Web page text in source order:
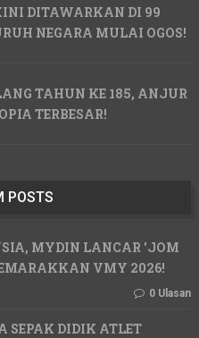
DITAWARKAN DI 99
NEGARA MULAI OGOS!
TAHUN KE 185, ANJUR
TERBESAR!
POSTS
MYDIN LANCAR 'JOM
VMY 2026!
0 Ulasan
SEPAK DIDIK ATLET